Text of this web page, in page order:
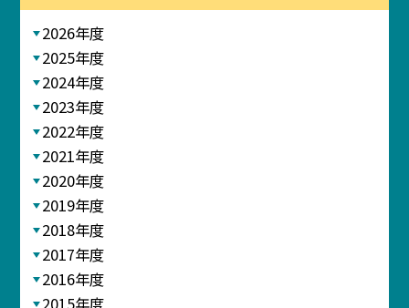
2026年度
2025年度
2024年度
2023年度
2022年度
2021年度
2020年度
2019年度
2018年度
2017年度
2016年度
2015年度